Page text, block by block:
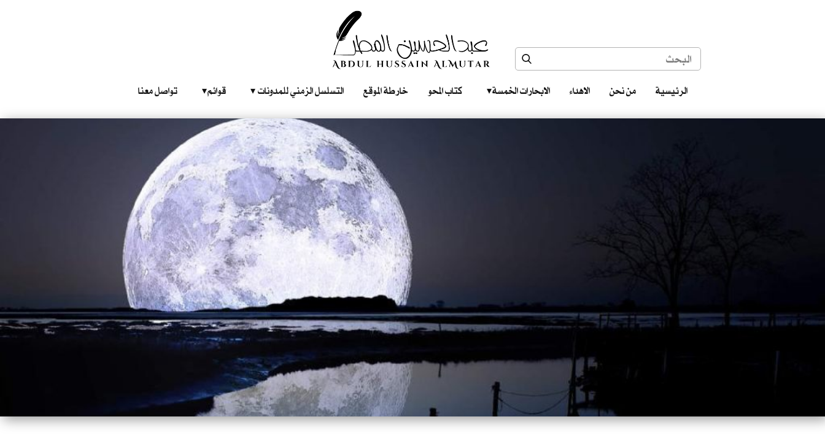
الرئيسية من نحن الاهداء الابحارات الخمسة ‎ ‎ ‎ كتاب المحو خارطة الموقع التسلسل الزمني للمدونات‎ ‎ ‎ ‎ ‎ قوائم‎ ‎ ‎ ‎ تواصل معنا